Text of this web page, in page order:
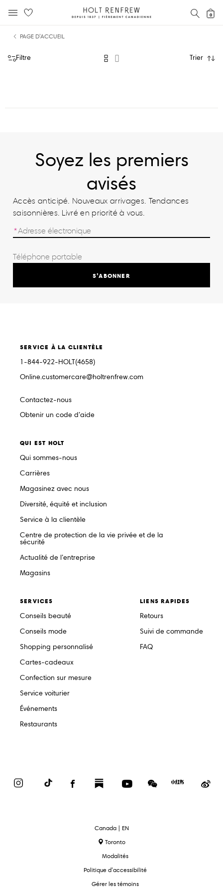
Holt
0
PAGE D’ACCUEIL
Filtre Trier
Soyez les premiers
avisés
Accès anticipé. Nouveaux arrivages. Tendances
saisonnières. Livré en priorité à vous.
S’ABONNER
SERVICE À LA CLIENTÈLE
1-844-922-HOLT(4658)
Online.customercare@holtrenfrew.com
Contactez-nous
Obtenir un code d’aide
QUI EST HOLT
Qui sommes-nous
Carrières
Magasinez avec nous
Diversité, équité et inclusion
Service à la clientèle
Centre de protection de la vie privée et de la
sécurité
Actualité de l’entreprise
Magasins
SERVICES
Conseils beauté
Conseils mode
Shopping personnalisé
Cartes-cadeaux
Confection sur mesure
Service voiturier
Événements
Restaurants
LIENS RAPIDES
Retours
Suivi de commande
FAQ
InstagramTikTok FacebookSubstack YouTubeWeChat
Red
text.language
Canada | EN
Toronto
Modalités
Politique d’accessibilité
Gérer les témoins